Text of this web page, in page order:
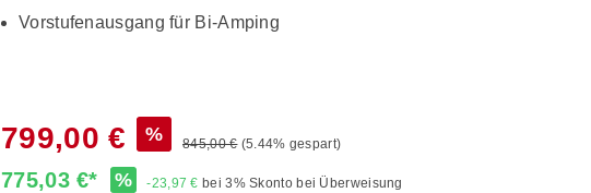
Vorstufenausgang für Bi-Amping
799,00 € % 845,00 € (5.44% gespart)
775,03 €* % -23,97 € bei 3% Skonto bei Überweisung